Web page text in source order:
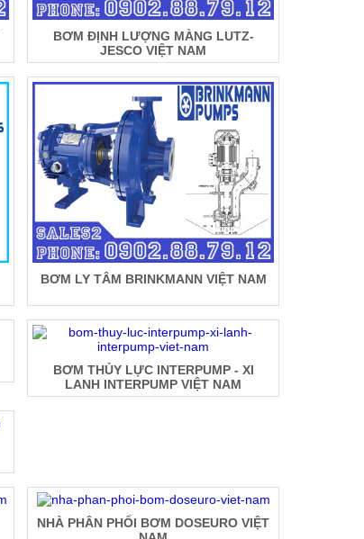
BƠM ĐỊNH LƯỢNG MÀNG LUTZ-
JESCO VIỆT NAM
BƠM LY TÂM BRINKMANN VIỆT NAM
BƠM THỦY LỰC INTERPUMP - XI
LANH INTERPUMP VIỆT NAM
NHÀ PHÂN PHỐI BƠM DOSEURO VIỆT